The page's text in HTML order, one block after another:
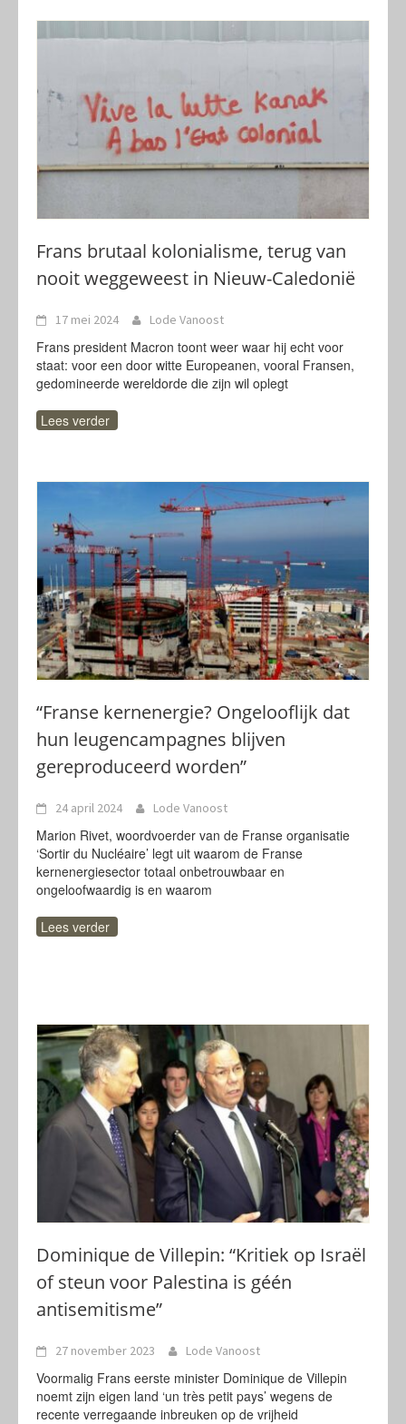
Frans brutaal kolonialisme, terug van
nooit weggeweest in Nieuw-Caledonië
17 mei 2024 Lode Vanoost
Frans president Macron toont weer waar hij echt voor
staat: voor een door witte Europeanen, vooral Fransen,
gedomineerde wereldorde die zijn wil oplegt
Lees verder
“Franse kernenergie? Ongelooflijk dat
hun leugencampagnes blijven
gereproduceerd worden”
24 april 2024 Lode Vanoost
Marion Rivet, woordvoerder van de Franse organisatie
‘Sortir du Nucléaire’ legt uit waarom de Franse
kernenergiesector totaal onbetrouwbaar en
ongeloofwaardig is en waarom
Lees verder
Dominique de Villepin: “Kritiek op Israël
of steun voor Palestina is géén
antisemitisme”
27 november 2023 Lode Vanoost
Voormalig Frans eerste minister Dominique de Villepin
noemt zijn eigen land ‘un très petit pays’ wegens de
recente verregaande inbreuken op de vrijheid